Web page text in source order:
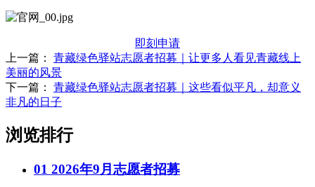
即刻申请
上一篇： 青藏绿色驿站志愿者招募｜让更多人看见青藏线上
美丽的风景
下一篇： 青藏绿色驿站志愿者招募｜这些看似平凡，却意义
非凡的日子
浏览排行
01 2026年9月志愿者招募